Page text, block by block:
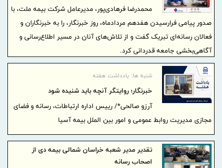
بهروزی آرزو کرد.
محمدرضا فرهادی‌پور، مدیرعامل شرکت بیمه ملت، با
صدور پیامی فرارسیدن هفدهم مردادماه، روز خبرنگار، را به خبرنگاران و
فعالان رسانه‌ای تبریک گفت و از تلاش‌های آنان در مسیر اطلاع‌رسانی و
آگاهی‌بخشی جامعه قدردانی کرد.
شنبه ها: یادداشت هفته
خبرنگار؛ روایتگر آنچه باید شنیده شود
آرزو صالحی*/ رییس اداره ارتباطات، رسانه و فضای
مجازی مدیریت روابط عمومی و امور بین الملل بیمه آسیا
تقدیر مدیر شعبه خراسان شمالی بیمه دی از
اصحاب رسانه